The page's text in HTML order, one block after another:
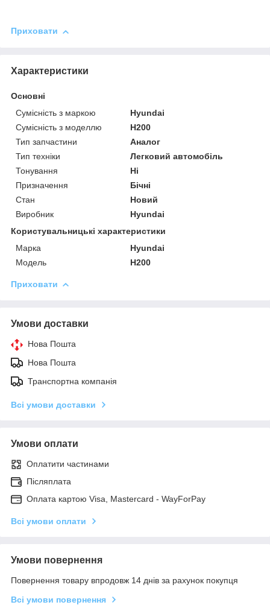
Приховати
Характеристики
Основні
Сумісність з маркою
Hyundai
Сумісність з моделлю
H200
Тип запчастини
Аналог
Тип техніки
Легковий автомобіль
Тонування
Ні
Призначення
Бічні
Стан
Новий
Виробник
Hyundai
Користувальницькі характеристики
Марка
Hyundai
Модель
H200
Приховати
Умови доставки
Нова Пошта
Нова Пошта
Транспортна компанія
Всі умови доставки
Умови оплати
Оплатити частинами
Післяплата
Оплата картою Visa, Mastercard - WayForPay
Всі умови оплати
Умови повернення
Повернення товару впродовж 14 днів за рахунок покупця
Всі умови повернення